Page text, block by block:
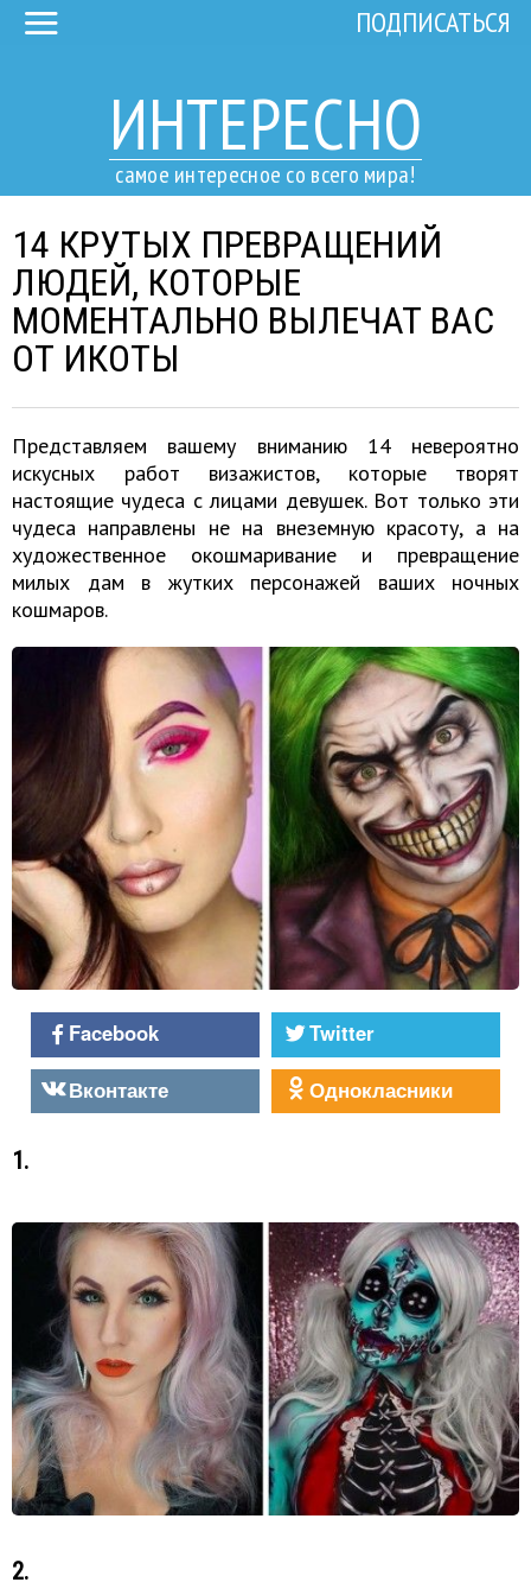
ИНТЕРЕСНО
самое интересное со всего мира!
ПОДПИСАТЬСЯ
14 КРУТЫХ ПРЕВРАЩЕНИЙ
ЛЮДЕЙ, КОТОРЫЕ
МОМЕНТАЛЬНО ВЫЛЕЧАТ ВАС
ОТ ИКОТЫ
Представляем вашему вниманию 14 невероятно
искусных работ визажистов, которые творят
настоящие чудеса с лицами девушек. Вот только эти
чудеса направлены не на внеземную красоту, а на
художественное окошмаривание и превращение
милых дам в жутких персонажей ваших ночных
кошмаров.
Facebook
Twitter
Вконтакте
Однокласники
1.
2.